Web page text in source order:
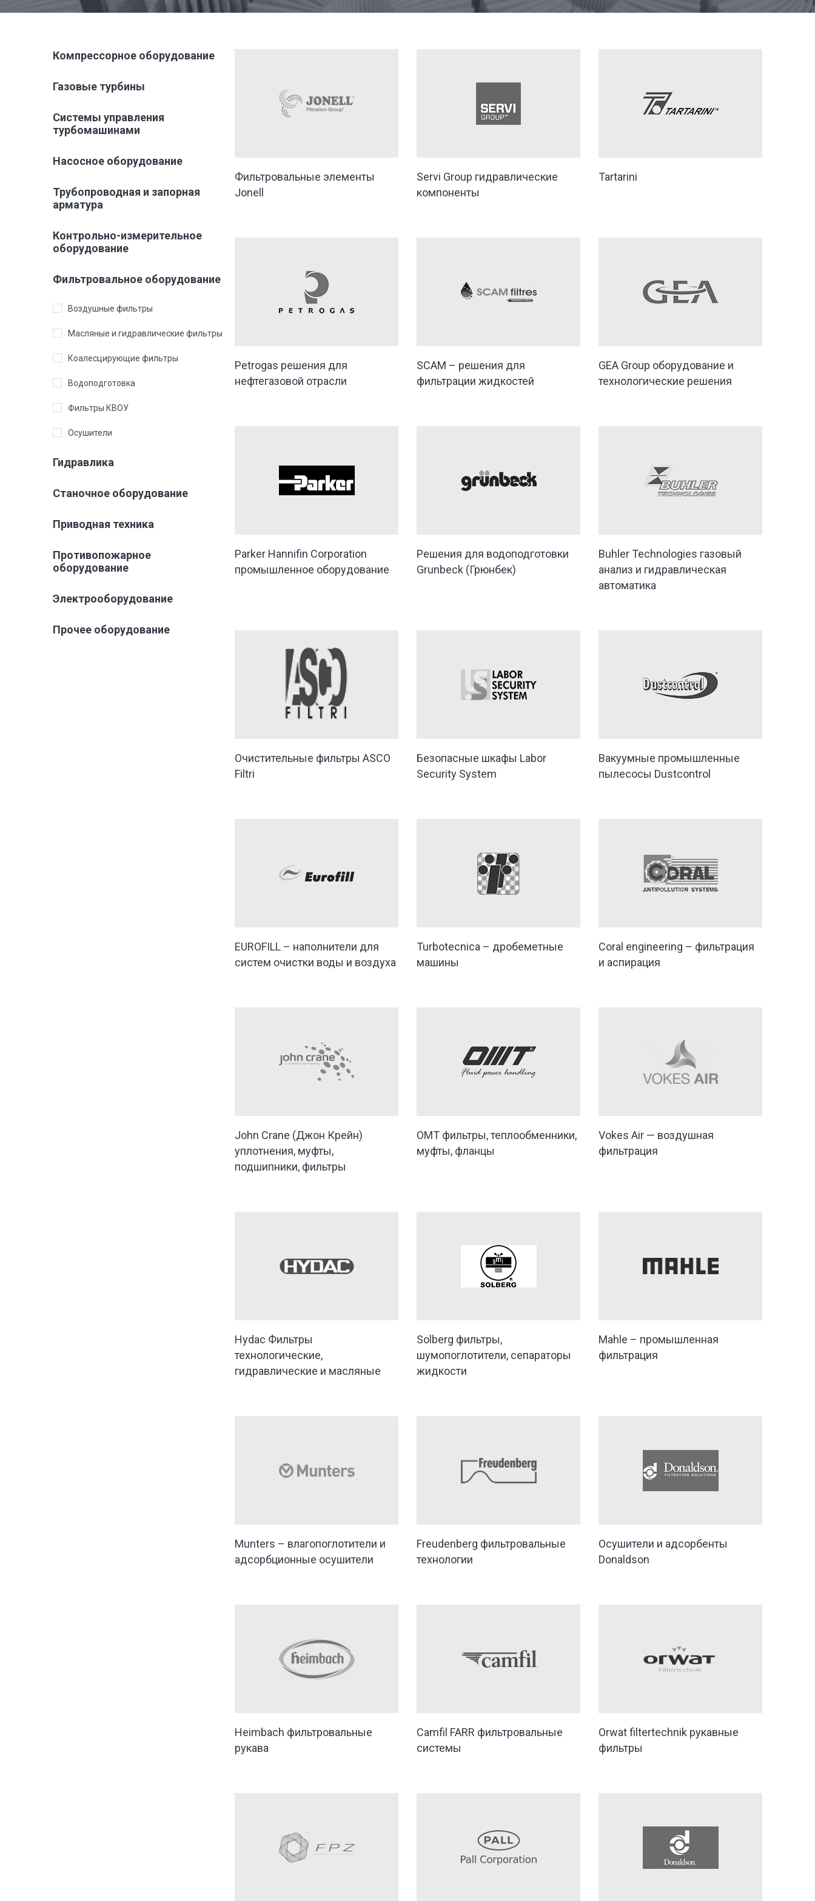
Компрессорное оборудование
Газовые турбины
Системы управления
турбомашинами
Насосное оборудование
Трубопроводная и запорная
арматура
Контрольно-измерительное
оборудование
Фильтровальное оборудование
Воздушные фильтры
Масляные и гидравлические фильтры
Коалесцирующие фильтры
Водоподготовка
Фильтры КВОУ
Осушители
Гидравлика
Станочное оборудование
Приводная техника
Противопожарное
оборудование
Электрооборудование
Прочее оборудование
Фильтровальные элементы
Jonell
Servi Group гидравлические
компоненты
Tartarini
Petrogas решения для
нефтегазовой отрасли
SCAM – решения для
фильтрации жидкостей
GEA Group оборудование и
технологические решения
Parker Hannifin Corporation
промышленное оборудование
Решения для водоподготовки
Grunbeck (Грюнбек)
Buhler Technologies газовый
анализ и гидравлическая
автоматика
Очистительные фильтры ASCO
Filtri
Безопасные шкафы Labor
Security System
Вакуумные промышленные
пылесосы Dustcontrol
EUROFILL – наполнители для
систем очистки воды и воздуха
Turbotecnica – дробеметные
машины
Coral engineering – фильтрация
и аспирация
John Crane (Джон Крейн)
уплотнения, муфты,
подшипники, фильтры
OMT фильтры, теплообменники,
муфты, фланцы
Vokes Air — воздушная
фильтрация
Hydac Фильтры
технологические,
гидравлические и масляные
Solberg фильтры,
шумопоглотители, сепараторы
жидкости
Mahle – промышленная
фильтрация
Munters – влагопоглотители и
адсорбционные осушители
Freudenberg фильтровальные
технологии
Осушители и адсорбенты
Donaldson
Heimbach фильтровальные
рукава
Camfil FARR фильтровальные
системы
Orwat filtertechnik рукавные
фильтры